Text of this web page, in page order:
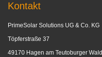
Kontakt
PrimeSolar Solutions UG & Co. KG
Töpferstraße 37
49170 Hagen am Teutoburger Wald